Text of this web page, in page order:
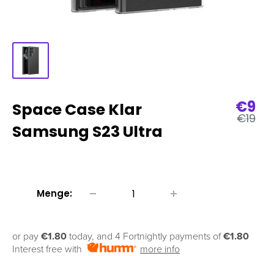
Space Case Klar
Samsung S23 Ultra
€9
€19
Menge:
or pay €1.80 today, and 4 Fortnightly payments of€1.80
Interest free with
more info